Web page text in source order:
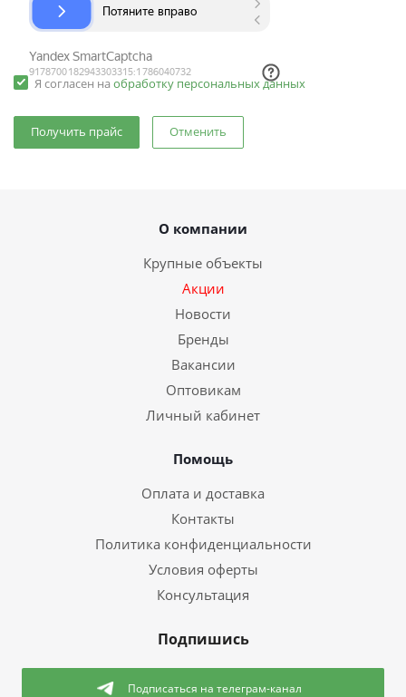
Я согласен на обработку персональных данных
Отменить
О компании
Крупные объекты
Акции
Новости
Бренды
Вакансии
Оптовикам
Личный кабинет
Помощь
Оплата и доставка
Контакты
Политика конфиденциальности
Условия оферты
Консультация
Подпишись
Подписаться на телеграм-канал